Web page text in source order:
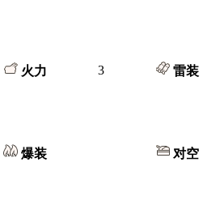
火力 3 雷装
爆装 对空